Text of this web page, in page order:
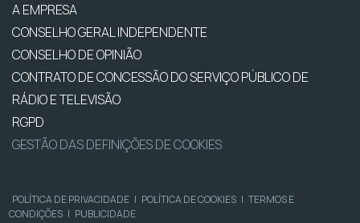
A EMPRESA
CONSELHO GERAL INDEPENDENTE
CONSELHO DE OPINIÃO
CONTRATO DE CONCESSÃO DO SERVIÇO PÚBLICO DE
RÁDIO E TELEVISÃO
RGPD
GESTÃO DAS DEFINIÇÕES DE COOKIES
POLÍTICA DE PRIVACIDADE | POLÍTICA DE COOKIES | TERMOS E
CONDIÇÕES | PUBLICIDADE